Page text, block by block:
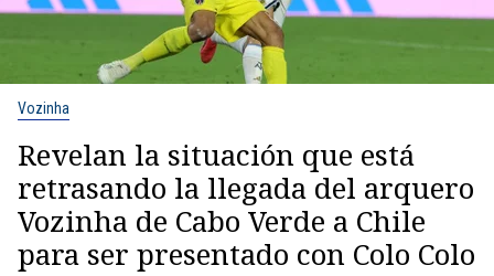
Vozinha
Revelan la situación que está
retrasando la llegada del arquero
Vozinha de Cabo Verde a Chile
para ser presentado con Colo Colo